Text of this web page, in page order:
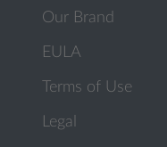
Our Brand
EULA
Terms of Use
Legal